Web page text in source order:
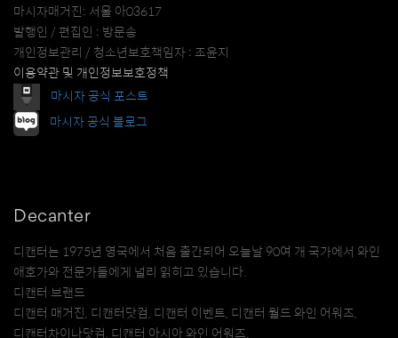
마시자매거진: 서울 아03617
발행인 / 편집인 : 방문송
개인정보관리 / 청소년보호책임자 : 조윤지
이용약관 및 개인정보보호정책
마시자 공식 포스트
마시자 공식 블로그
Decanter
디캔터는 1975년 영국에서 처음 출간되어 오늘날 90여 개 국가에서 와인
애호가와 전문가들에게 널리 읽히고 있습니다.
디캔터 브랜드
디캔터 매거진, 디캔터닷컴, 디캔터 이벤트, 디캔터 월드 와인 어워즈,
디캔터차이나닷컴, 디캔터 아시아 와인 어워즈.